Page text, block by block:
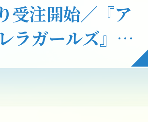
受注開始／『ア
ラガールズ』第
ス搭載ワイヤ